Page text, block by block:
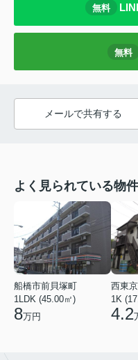
無料
無料
メールで共有する
よく見られている物件
船橋市前貝塚町
1LDK (45.00㎡)
8万円
西東
1K
4.2